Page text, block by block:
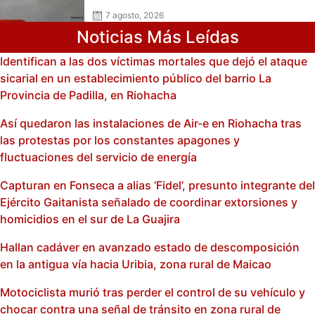
reversa
7 agosto, 2026
Noticias Más Leídas
Identifican a las dos víctimas mortales que dejó el ataque
sicarial en un establecimiento público del barrio La
Provincia de Padilla, en Riohacha
Así quedaron las instalaciones de Air-e en Riohacha tras
las protestas por los constantes apagones y
fluctuaciones del servicio de energía
Capturan en Fonseca a alias ‘Fidel’, presunto integrante del
Ejército Gaitanista señalado de coordinar extorsiones y
homicidios en el sur de La Guajira
Hallan cadáver en avanzado estado de descomposición
en la antigua vía hacia Uribia, zona rural de Maicao
Motociclista murió tras perder el control de su vehículo y
chocar contra una señal de tránsito en zona rural de